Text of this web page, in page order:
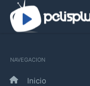
NAVEGACION
Inicio